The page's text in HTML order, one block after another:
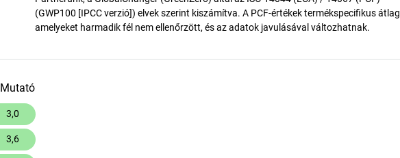
(GWP100 [IPCC verzió]) elvek szerint kiszámítva. A PCF-értékek termékspecifikus
amelyeket harmadik fél nem ellenőrzött, és az adatok javulásával változhatnak.
Mutató
3,0
3,6